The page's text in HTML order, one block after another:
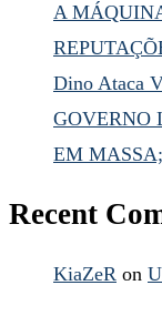
A
Dino Ataca
GOVERNO
EM
Recent
KiaZeR on